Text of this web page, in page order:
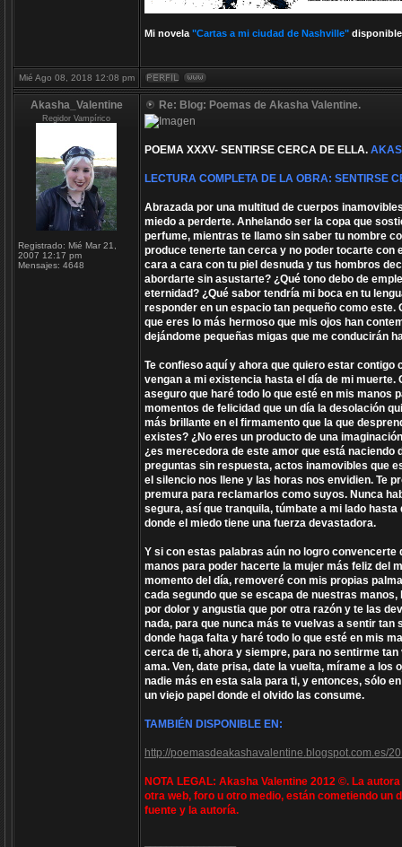
Mi novela "Cartas a mi ciudad de Nashville" disponible
Mié Ago 08, 2018 12:08 pm
Akasha_Valentine
Regidor Vampírico
Registrado: Mié Mar 21,
2007 12:17 pm
Mensajes: 4648
Re: Blog: Poemas de Akasha Valentine.
POEMA XXXV- SENTIRSE CERCA DE ELLA.
LECTURA COMPLETA DE LA OBRA: SENTIRSE
Abrazada por una multitud de cuerpos
miedo a perderte. Anhelando ser la copa que
perfume, mientras te llamo sin saber tu nombre
produce tenerte tan cerca y no poder tocarte con
cara a cara con tu piel desnuda y tus hombros
abordarte sin asustarte? ¿Qué tono debo de
eternidad? ¿Qué sabor tendría mi boca en tu
responder en un espacio tan pequeño como
que eres lo más hermoso que mis ojos han
dejándome pequeñas migas que me conducirán
Te confieso aquí y ahora que quiero estar
vengan a mi existencia hasta el día de mi
aseguro que haré todo lo que esté en mis manos
momentos de felicidad que un día la desolación
más brillante en el firmamento que la que
existes? ¿No eres un producto de una
¿es merecedora de este amor que está naciendo
preguntas sin respuesta, actos inamovibles que
el silencio nos llene y las horas nos envidien. Te
premura para reclamarlos como suyos. Nunca
segura, así que tranquila, túmbate a mi lado
donde el miedo tiene una fuerza devastadora.
Y si con estas palabras aún no logro
manos para poder hacerte la mujer más feliz del
momento del día, removeré con mis propias
cada segundo que se escapa de nuestras
por dolor y angustia que por otra razón y te las
nada, para que nunca más te vuelvas a sentir
donde haga falta y haré todo lo que esté en mis
cerca de ti, ahora y siempre, para no sentirme
ama. Ven, date prisa, date la vuelta, mírame a
nadie más en esta sala para ti, y entonces, sólo
un viejo papel donde el olvido las consume.
TAMBIÉN DISPONIBLE EN:
http://poemasdeakashavalentine.blogspot.com.es/
NOTA LEGAL: Akasha Valentine 2012 ©. La
otra web, foro u otro medio, están cometiendo un
fuente y la autoría.